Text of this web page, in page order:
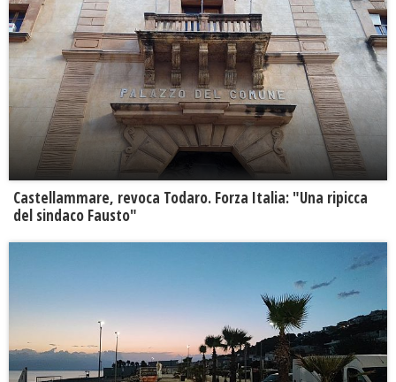
Castellammare, revoca Todaro. Forza Italia: "Una ripicca
del sindaco Fausto"